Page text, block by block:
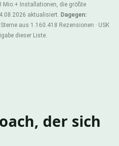
Mio.+ Installationen, die größte
aktualisiert. Dagegen:
aus 1.160.418 Rezensionen · USK
dieser Liste.
der sich